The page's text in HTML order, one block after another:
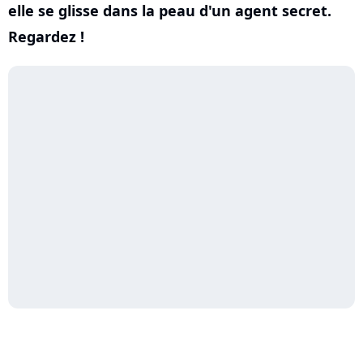
elle se glisse dans la peau d'un agent secret.
Regardez !